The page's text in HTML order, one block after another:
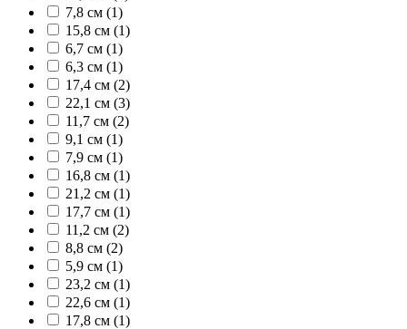
7,8 см (1)
15,8 см (1)
6,7 см (1)
6,3 см (1)
17,4 см (2)
22,1 см (3)
11,7 см (2)
9,1 см (1)
7,9 см (1)
16,8 см (1)
21,2 см (1)
17,7 см (1)
11,2 см (2)
8,8 см (2)
5,9 см (1)
23,2 см (1)
22,6 см (1)
17,8 см (1)